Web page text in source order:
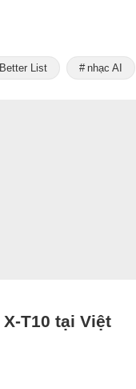
Better List nhạc AI
T10 tại Việt